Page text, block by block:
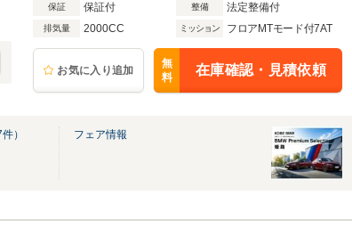
保証 保証付 整備 法定整備付
排気量 2000CC ミッション フロアMTモード付7AT
お気に入り追加
無
料
在庫確認・見積依頼
件） フェア情報